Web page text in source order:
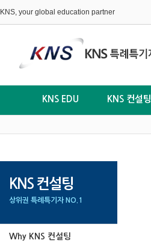
KNS, your global education partner
KNS EDU KNS 컨설팅
KNS 컨설팅
상위권 특례특기자 NO.1
Why KNS 컨설팅